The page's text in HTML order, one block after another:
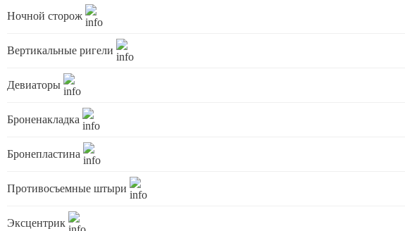
Ночной сторож
Вертикальные ригели
Девиаторы
Броненакладка
Бронепластина
Противосъемные штыри
Эксцентрик